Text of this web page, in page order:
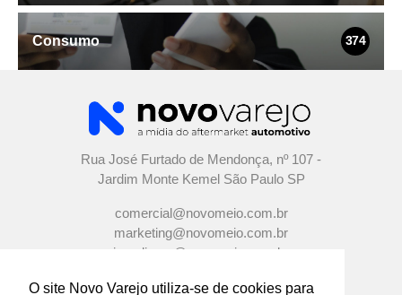
O site Novo Varejo utiliza-se de cookies para
Consumo 374
Rua José Furtado de Mendonça, nº 107 -
Jardim Monte Kemel São Paulo SP
comercial@novomeio.com.br
marketing@novomeio.com.br
jornalismo@novomeio.com.br